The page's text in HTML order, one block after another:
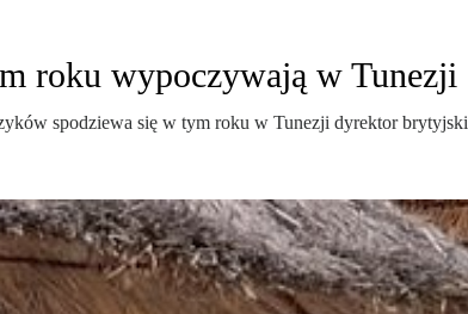
roku wypoczywają w Tunezji
spodziewa się w tym roku w Tunezji dyrektor